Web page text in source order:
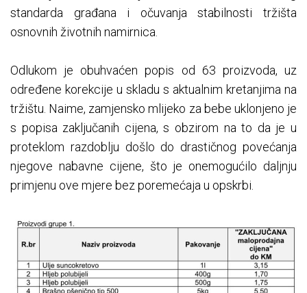
standarda građana i očuvanja stabilnosti tržišta
osnovnih životnih namirnica.
Odlukom je obuhvaćen popis od 63 proizvoda, uz
određene korekcije u skladu s aktualnim kretanjima na
tržištu. Naime, zamjensko mlijeko za bebe uklonjeno je
s popisa zaključanih cijena, s obzirom na to da je u
proteklom razdoblju došlo do drastičnog povećanja
njegove nabavne cijene, što je onemogućilo daljnju
primjenu ove mjere bez poremećaja u opskrbi.